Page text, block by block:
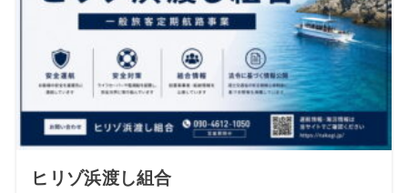
ヒリゾ浜渡し組合